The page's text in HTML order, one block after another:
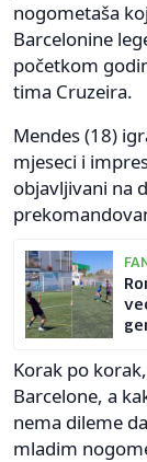
nogometaša
Barcelonine
početkom
tima Cruzeira.
Mendes (18)
mjeseci i
objavljivani na
Korak po
Barcelone, a
nema dileme
mladim